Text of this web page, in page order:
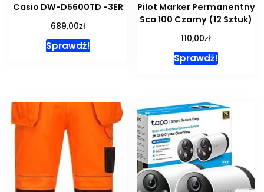
Casio DW-D5600TD -3ER
689,00zł
Sprawdź!
Pilot Marker Permanentny
Sca 100 Czarny (12 Sztuk)
110,00zł
Sprawdź!